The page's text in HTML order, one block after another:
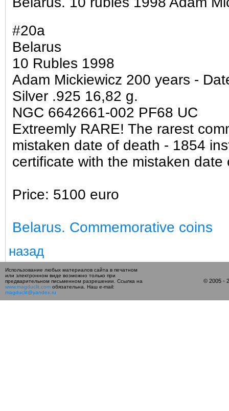
#20a
Belarus
10 Rubles 1998
Adam Mickiewicz 200 years -
Silver .925 16,82 g.
NGC 6642661-002 PF68 UC
Extreemly RARE! The rarest
mistaken date of death - 1854
certificate with the mistaken
Price: 5100 euro
Belarus. Commemorative coins
назад
Использование любых материалов сайта в печатном
или электронном виде возможно только при
предварительном письменном разрешении. Ссылка на
www.magduclit.com обязательна. Наш e-mail:
magduclit@yandex.ru
© 2005 -